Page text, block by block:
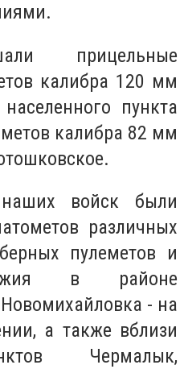
прицельные
калибра 120 мм
пункта
калибра 82 мм
войск были
различных
пулеметов и
в районе
- на
а также вблизи
Чермалык,